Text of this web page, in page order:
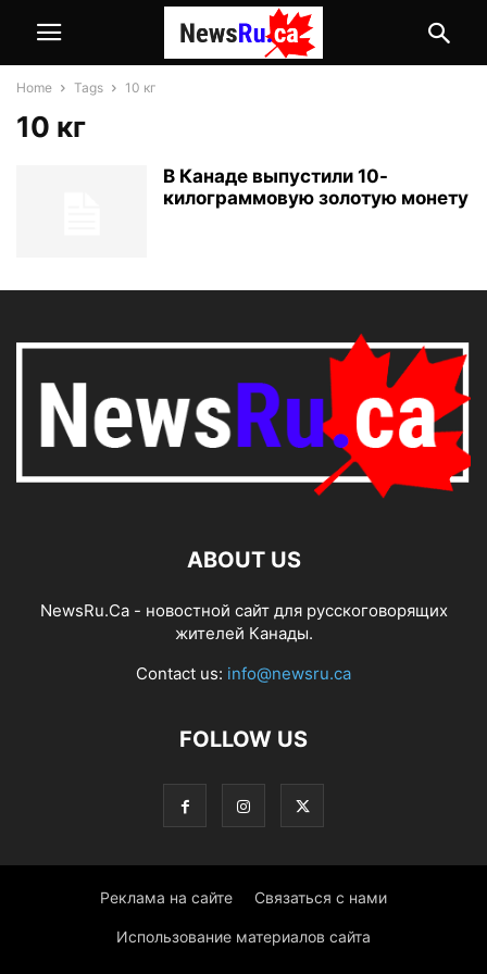
Home Tags 10 кг
10 кг
В Канаде выпустили 10-
килограммовую золотую монету
ABOUT US
NewsRu.Ca - новостной сайт для русскоговорящих
жителей Канады.
Contact us: info@newsru.ca
FOLLOW US
Реклама на сайте Связаться с нами
Использование материалов сайта